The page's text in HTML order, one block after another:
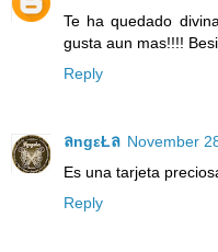
Te ha quedado
gusta aun mas!!!!
Reply
ลngεŁล November
Es una tarjeta
Reply